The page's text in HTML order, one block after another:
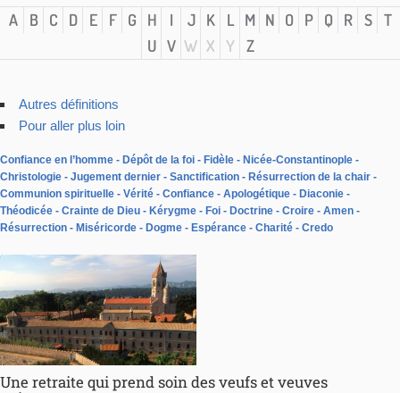
A B C D E F G H I J K L M N O P Q R S
T
U V W X Y Z
Autres définitions
Pour aller plus loin
Confiance en l’homme Dépôt de la foi Fidèle
Nicée-Constantinople
Christologie
Jugement dernier Sanctification
Résurrection de la chair
Communion spirituelle
Vérité Confiance Apologétique
Diaconie
Théodicée
Crainte de Dieu Kérygme Foi Doctrine Croire
Amen
Résurrection
Miséricorde Dogme Espérance Charité Credo
Une retraite qui prend soin des veufs et veuves